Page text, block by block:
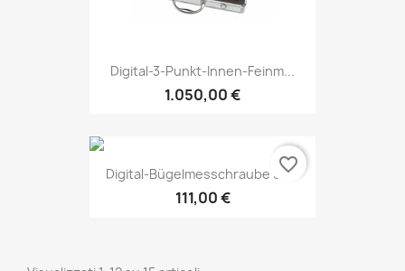
Digital-3-Punkt-Innen-Feinm...
1.050,00 €
Digital-Bügelmesschraube 50...
111,00 €
favorite_border